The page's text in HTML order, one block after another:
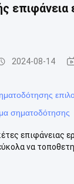
2024-08-14
σηματοδότησης
επιφάνειας
να